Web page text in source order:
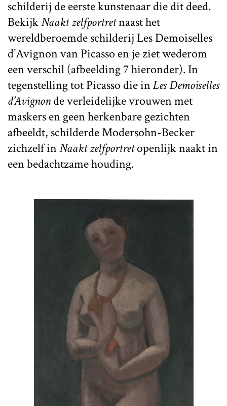
schilderij de eerste kunstenaar die dit deed.
BekijkNaakt zelfportretnaast het
wereldberoemde schilderij Les Demoiselles
d’Avignon van Picasso en je ziet wederom
een verschil (afbeelding 7 hieronder). In
tegenstelling tot Picasso die inLes Demoiselles
d’Avignonde verleidelijke vrouwen met
maskers en geen herkenbare gezichten
afbeeldt, schilderde Modersohn-Becker
zichzelf inNaakt zelfportretopenlijk naakt in
een bedachtzame houding.